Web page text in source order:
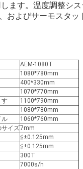
ます。温度調整シ
およびサーモスタッ
AEM-1080T
1080*780mm
400*330mm
1070*770mm
す
1100*790mm
1080*780mm
ル
1060*760mm
サイズ7mm
≦±0.125mm
≦±0.125mm
300T
7000s/h